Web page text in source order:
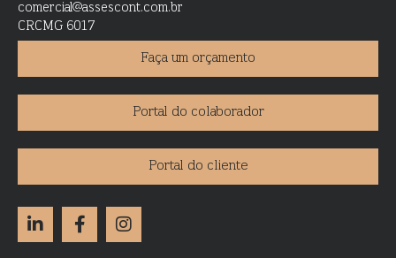
comercial@assescont.com.br
CRCMG 6017
Faça um orçamento
Portal do colaborador
Portal do cliente